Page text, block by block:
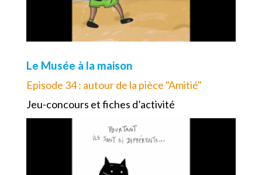
Le Musée à la maison
Episode 34 : autour de la pièce "Amitié"
Jeu-concours et fiches d’activité